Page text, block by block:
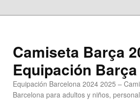
Camiseta Barça
Equipación Barça
Equipación Barcelona 2024 2025 –
Barcelona para adultos y niños,